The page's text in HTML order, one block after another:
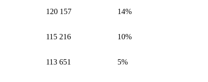
120 157 14%
115 216 10%
113 651 5%